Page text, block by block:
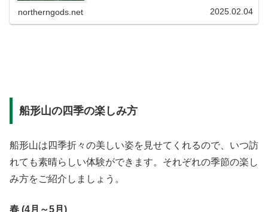
northerngods.net 2025.02.04
船形山の四季の楽しみ方
船形山は四季折々の美しい姿を見せてくれるので、いつ訪
れても素晴らしい体験ができます。それぞれの季節の楽し
み方をご紹介しましょう。
春 (4月～5月)